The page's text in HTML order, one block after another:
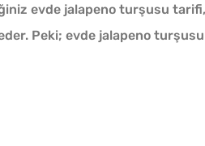
evde jalapeno turşusu tarifi,
Peki; evde jalapeno turşusu
Kaç Gün